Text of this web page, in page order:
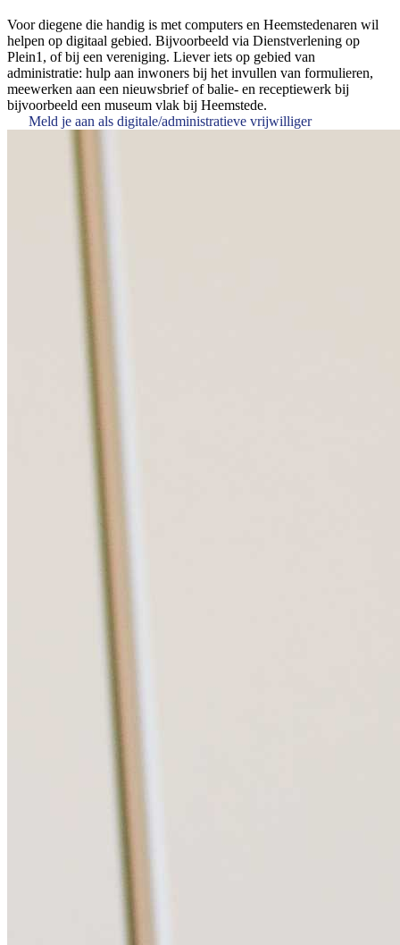
Voor diegene die handig is met computers en Heemstedenaren wil
helpen op digitaal gebied. Bijvoorbeeld via Dienstverlening op
Plein1, of bij een vereniging. Liever iets op gebied van
administratie: hulp aan inwoners bij het invullen van formulieren,
meewerken aan een nieuwsbrief of balie- en receptiewerk bij
bijvoorbeeld een museum vlak bij Heemstede.
Meld je aan als digitale/administratieve vrijwilliger